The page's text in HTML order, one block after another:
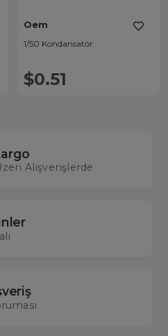
Oem
1/50 Kondansatör
$0.51
Alışverişlerde